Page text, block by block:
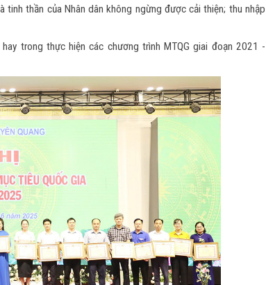
thần của Nhân dân không ngừng được cải thiện; thu nhập
trong thực hiện các chương trình MTQG giai đoạn 2021 -